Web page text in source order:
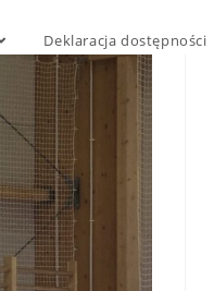
Deklaracja dostępności